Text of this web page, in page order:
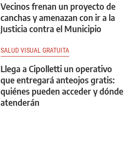
Vecinos frenan un proyecto de
canchas y amenazan con ir a la
Justicia contra el Municipio
SALUD VISUAL GRATUITA
Llega a Cipolletti un operativo
que entregará anteojos gratis:
quiénes pueden acceder y dónde
atenderán